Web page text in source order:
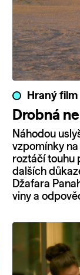
Hraný film
Drobná
Náhodou
vzpomínky
roztáčí touhu
dalších
Džafara
viny a